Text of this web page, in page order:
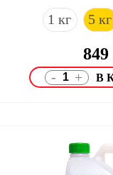
1 кг 5 кг
849
- +